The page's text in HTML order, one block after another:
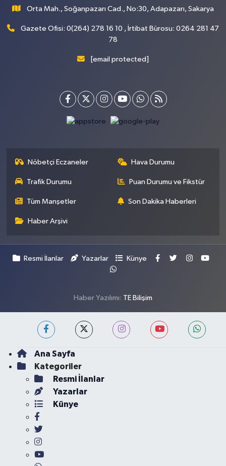
Orta Mah., Soğanpazarı Cad., No:30, Adapazarı, Sakarya
Gazete Ofisi: 0(264) 278 16 10 , İrtibat Bürosu: 0264 281 47
78
[email protected]
Nöbetçi Eczaneler Hava Durumu
Trafik Durumu Puan Durumu ve Fikstür
Tüm Manşetler Son Dakika Haberleri
Haber Arşivi
Resmi İlanlar Yazarlar Künye
Haber Yazılımı: TE Bilişim
Ana Sayfa
Kategoriler
Resmi İlanlar
Yazarlar
Künye